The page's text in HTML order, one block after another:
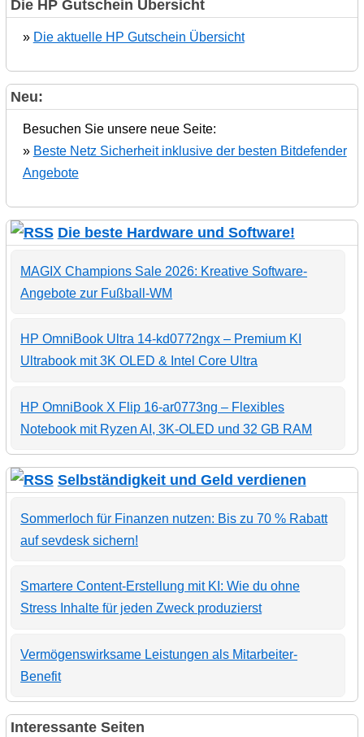
Die HP Gutschein Übersicht
» Die aktuelle HP Gutschein Übersicht
Neu:
Besuchen Sie unsere neue Seite:
» Beste Netz Sicherheit inklusive der besten Bitdefender
Angebote
Die beste Hardware und Software!
MAGIX Champions Sale 2026: Kreative Software-
Angebote zur Fußball-WM
HP OmniBook Ultra 14-kd0772ngx – Premium KI
Ultrabook mit 3K OLED & Intel Core Ultra
HP OmniBook X Flip 16-ar0773ng – Flexibles
Notebook mit Ryzen AI, 3K-OLED und 32 GB RAM
Selbständigkeit und Geld verdienen
Sommerloch für Finanzen nutzen: Bis zu 70 % Rabatt
auf sevdesk sichern!
Smartere Content-Erstellung mit KI: Wie du ohne
Stress Inhalte für jeden Zweck produzierst
Vermögenswirksame Leistungen als Mitarbeiter-
Benefit
Interessante Seiten